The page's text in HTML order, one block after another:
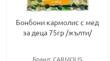
Бонбони кармолис с мед
за деца 75гр /жълти/
Бранд: CARMOLIS